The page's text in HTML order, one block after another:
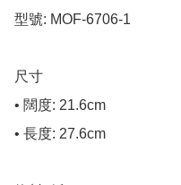
型號: MOF-6706-1
尺寸
• 闊度: 21.6cm
• 長度: 27.6cm